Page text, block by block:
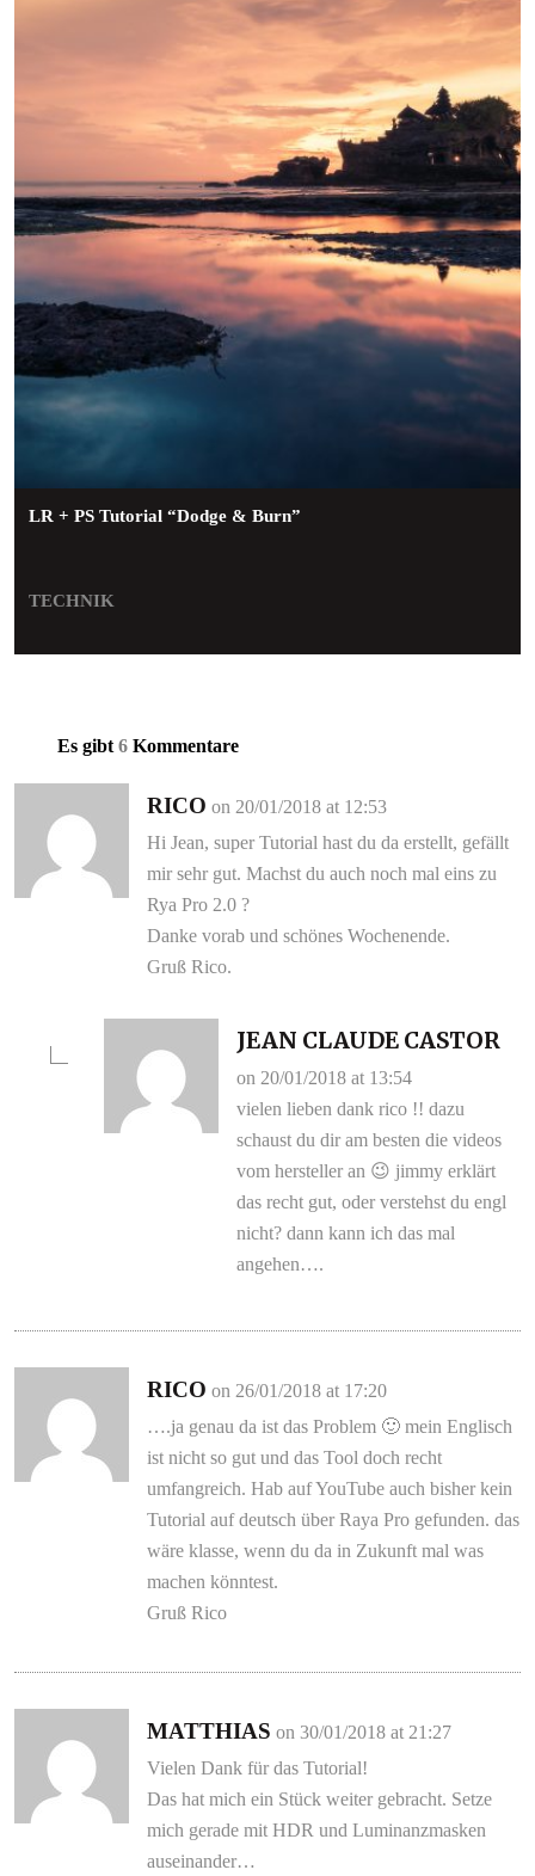
LR + PS Tutorial “Dodge & Burn”
TECHNIK
Es gibt6 Kommentare
RICO on 20/01/2018 at 12:53
Hi Jean, super Tutorial hast du da erstellt, gefällt
mir sehr gut. Machst du auch noch mal eins zu
Rya Pro 2.0 ?
Danke vorab und schönes Wochenende.
Gruß Rico.
JEAN CLAUDE CASTOR
on 20/01/2018 at 13:54
vielen lieben dank rico !! dazu
schaust du dir am besten die videos
vom hersteller an 😉 jimmy erklärt
das recht gut, oder verstehst du engl
nicht? dann kann ich das mal
angehen….
RICO on 26/01/2018 at 17:20
….ja genau da ist das Problem 🙂 mein Englisch
ist nicht so gut und das Tool doch recht
umfangreich. Hab auf YouTube auch bisher kein
Tutorial auf deutsch über Raya Pro gefunden. das
wäre klasse, wenn du da in Zukunft mal was
machen könntest.
Gruß Rico
MATTHIAS on 30/01/2018 at 21:27
Vielen Dank für das Tutorial!
Das hat mich ein Stück weiter gebracht. Setze
mich gerade mit HDR und Luminanzmasken
auseinander…